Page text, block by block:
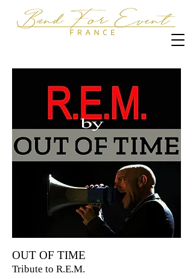
OUT OF TIME
Tribute to R.E.M.